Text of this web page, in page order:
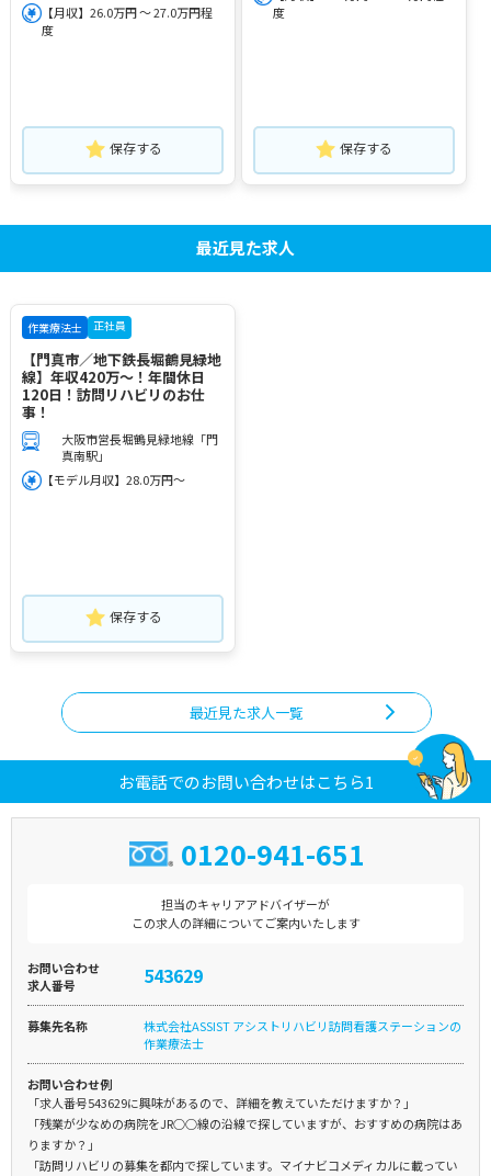
【月収】26.0万円 ～ 27.0万円程
度
保存する
度
保存する
最近見た求人
作業療法士 正社員
【門真市／地下鉄長堀鶴見緑地
線】年収420万～！年間休日
120日！訪問リハビリのお仕
事！
大阪市営長堀鶴見緑地線「門
真南駅」
【モデル月収】28.0万円～
保存する
最近見た求人一覧
お電話でのお問い合わせはこちら1
0120-941-651
担当のキャリアアドバイザーが
この求人の詳細についてご案内いたします
お問い合わせ
求人番号
543629
募集先名称
株式会社ASSIST アシストリハビリ訪問看護ステーションの
作業療法士
お問い合わせ例
「求人番号543629に興味があるので、詳細を教えていただけますか？」
「残業が少なめの病院をJR○○線の沿線で探していますが、おすすめの病院はあ
りますか？」
「訪問リハビリの募集を都内で探しています。マイナビコメディカルに載ってい